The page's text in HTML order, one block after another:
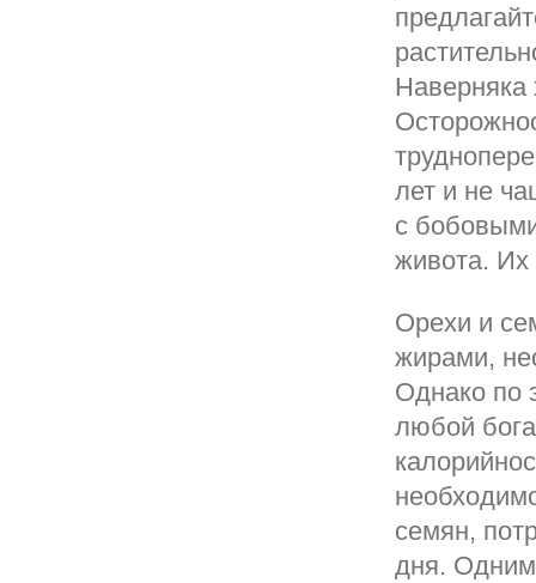
Наверняка
лет и не
с
живота. Их
Орехи и
жирами,
Однако по
любой
семян,
дня. Одним